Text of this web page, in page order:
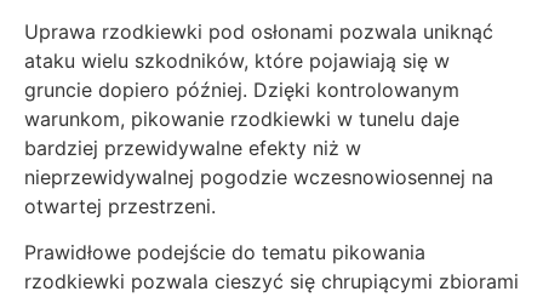
Uprawa rzodkiewki pod osłonami pozwala uniknąć
ataku wielu szkodników, które pojawiają się w
gruncie dopiero później. Dzięki kontrolowanym
warunkom, pikowanie rzodkiewki w tunelu daje
bardziej przewidywalne efekty niż w
nieprzewidywalnej pogodzie wczesnowiosennej na
otwartej przestrzeni.
Prawidłowe podejście do tematu pikowania
rzodkiewki pozwala cieszyć się chrupiącymi zbiorami